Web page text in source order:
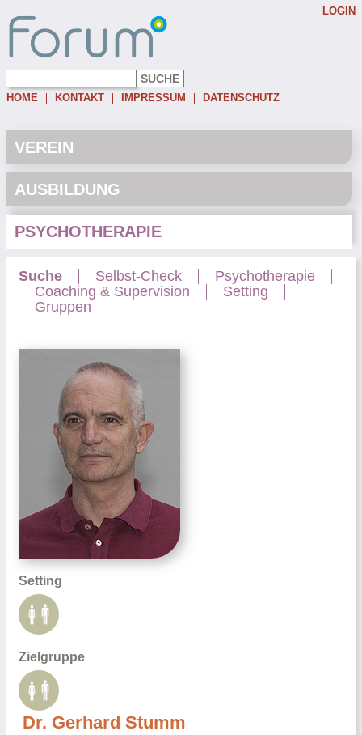
HOME KONTAKT IMPRESSUM DATENSCHUTZ
LOGIN
Password:
VEREIN
AUSBILDUNG
PSYCHOTHERAPIE
Suche Selbst-Check
Psychotherapie
Coaching & Supervision
Setting
Gruppen
Setting
Zielgruppe
Dr. Gerhard Stumm